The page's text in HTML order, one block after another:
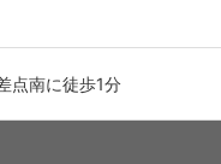
点南に徒歩1分